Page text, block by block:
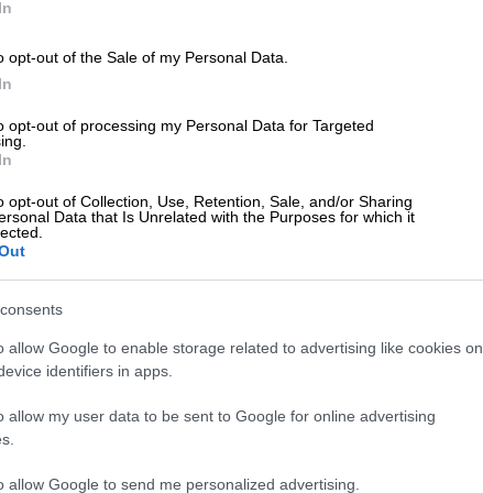
opt-out of the Sale of my Personal Data.
opt-out of processing my Personal Data for Targeted
opt-out of Collection, Use, Retention, Sale, and/or Sharing
Data that Is Unrelated with the Purposes for which it
allow Google to enable storage related to advertising like cookies on
identifiers in apps.
allow my user data to be sent to Google for online advertising
allow Google to send me personalized advertising.
Τα λαμπρά εγκαίνια του Μουσείου
συναίσθημα συναντά την Ιστορία
Ελληνισμού βρίσκεται στο νέο
γήπεδο της ΑΕΚ
Αθλητισμός |29.05.2023 20:37
είχαμε covid; - Τα Muppet Show